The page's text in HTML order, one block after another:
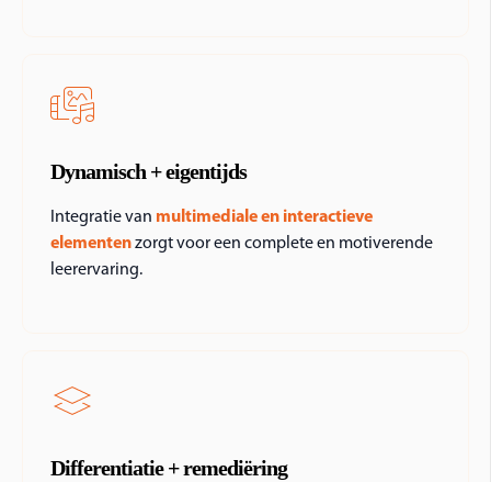
Dynamisch + eigentijds
Integratie van multimediale en interactieve
elementenzorgt voor een complete en motiverende
leerervaring.
Differentiatie + remediëring